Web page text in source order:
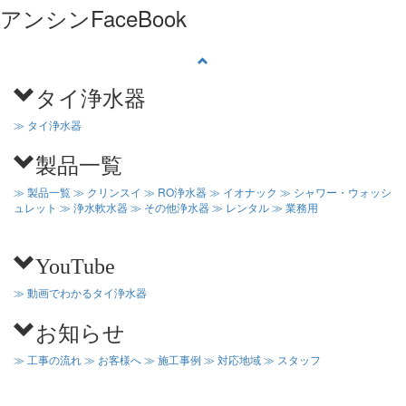
アンシンFaceBook
タイ浄水器
≫ タイ浄水器
製品一覧
≫ 製品一覧≫ クリンスイ ≫ RO浄水器≫ イオナック ≫ シャワー・ウォッシ
ュレット ≫ 浄水軟水器≫ その他浄水器≫ レンタル≫ 業務用
YouTube
≫ 動画でわかるタイ浄水器
お知らせ
≫ 工事の流れ≫ お客様へ≫ 施工事例 ≫ 対応地域≫ スタッフ